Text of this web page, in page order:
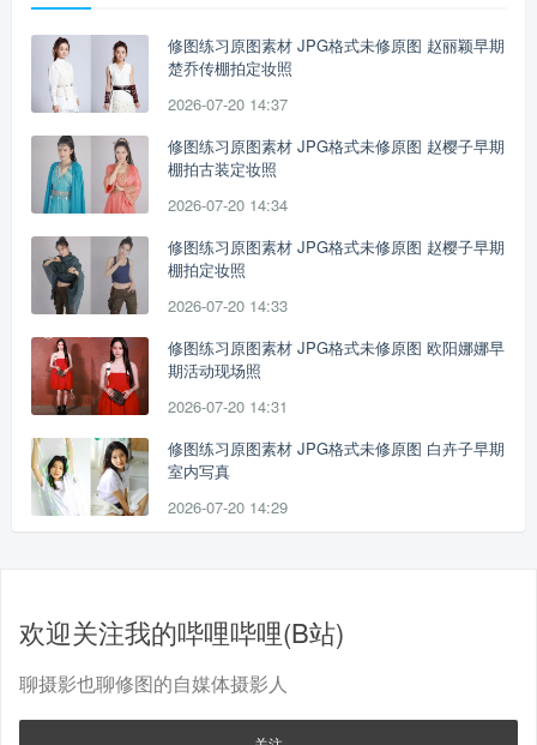
修图练习原图素材 JPG格式未修原图 赵丽颖早期
楚乔传棚拍定妆照
2026-07-20 14:37
修图练习原图素材 JPG格式未修原图 赵樱子早期
棚拍古装定妆照
2026-07-20 14:34
修图练习原图素材 JPG格式未修原图 赵樱子早期
棚拍定妆照
2026-07-20 14:33
修图练习原图素材 JPG格式未修原图 欧阳娜娜早
期活动现场照
2026-07-20 14:31
修图练习原图素材 JPG格式未修原图 白卉子早期
室内写真
2026-07-20 14:29
欢迎关注我的哔哩哔哩(B站)
聊摄影也聊修图的自媒体摄影人